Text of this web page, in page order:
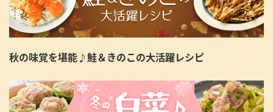
秋の味覚を堪能♪鮭＆きのこの大活躍レシピ